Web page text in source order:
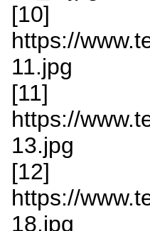
[10]
https://
11.jpg
[11]
https://
13.jpg
[12]
https://
18.jpg